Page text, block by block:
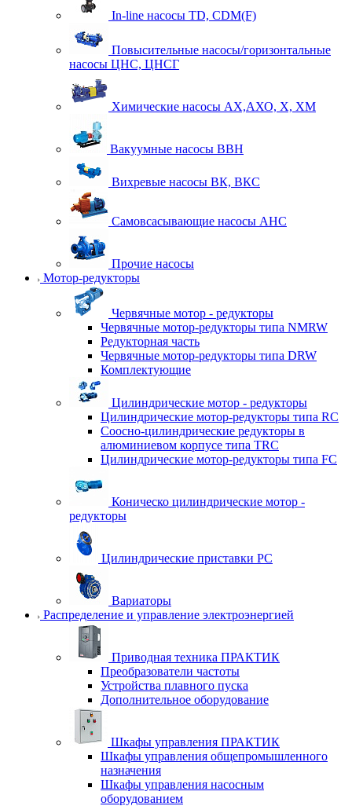
In-line насосы TD, CDM(F)
Повысительные насосы/горизонтальные
насосы ЦНС, ЦНСГ
Химические насосы АХ,АХО, Х, ХМ
Вакуумные насосы ВВН
Вихревые насосы ВК, ВКС
Самовсасывающие насосы АНС
Прочие насосы
Мотор-редукторы
Червячные мотор - редукторы
Червячные мотор-редукторы типа NMRW
Редукторная часть
Червячные мотор-редукторы типа DRW
Комплектующие
Цилиндрические мотор - редукторы
Цилиндрические мотор-редукторы типа RC
Соосно-цилиндрические редукторы в
алюминиевом корпусе типа TRC
Цилиндрические мотор-редукторы типа FC
Коническо цилиндрические мотор -
редукторы
Цилиндрические приставки PC
Вариаторы
Распределение и управление электроэнергией
Приводная техника ПРАКТИК
Преобразователи частоты
Устройства плавного пуска
Дополнительное оборудование
Шкафы управления ПРАКТИК
Шкафы управления общепромышленного
назначения
Шкафы управления насосным
оборудованием